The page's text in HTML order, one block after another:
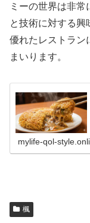
ミーの世界は非
と技術に対する興
優れたレストラン
まいります。
mylife-qol-
楓